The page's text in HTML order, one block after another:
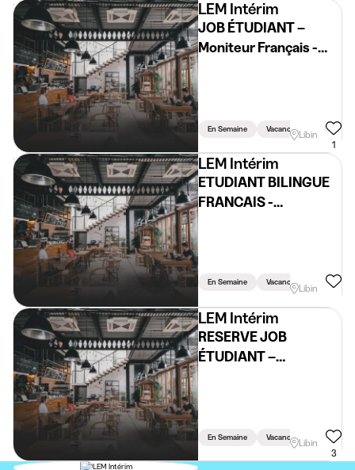
LEM Intérim
JOB ÉTUDIANT –
Moniteur Français -
En Semaine Vacances Weekend
Libin
1
LEM Intérim
ETUDIANT BILINGUE
FRANCAIS -
En Semaine Vacances Weekend
Libin
LEM Intérim
RESERVE JOB
ÉTUDIANT –
En Semaine Vacances Weekend
Libin
3